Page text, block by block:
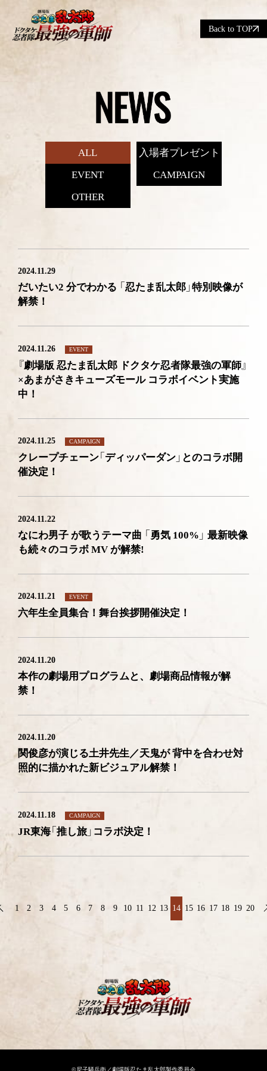
Back to TOP
ALL
入場者プレゼント
EVENT
CAMPAIGN
OTHER
2024.11.29
だいたい2 分でわかる 「忍たま乱太郎」特別映像が
解禁！
2024.11.26 EVENT
『劇場版 忍たま乱太郎 ドクタケ忍者隊最強の軍師』
×あまがさきキューズモール コラボイベント実施
中！
2024.11.25 CAMPAIGN
クレープチェーン「ディッパーダン」とのコラボ開
催決定！
2024.11.22
なにわ男子 が歌うテーマ曲 「勇気 100%」 最新映像
も続々のコラボ MV が解禁!
2024.11.21 EVENT
六年生全員集合！舞台挨拶開催決定！
2024.11.20
本作の劇場用プログラムと、劇場商品情報が解
禁！
2024.11.20
関俊彦が演じる土井先生／天鬼が 背中を合わせ対
照的に描かれた新ビジュアル解禁！
2024.11.18 CAMPAIGN
JR東海「推し旅」コラボ決定！
1 2 3 4 5 6 7 8 9 10 11 12 13 14 15 16 17 18 19 20
©尼子騒兵衛／劇場版忍たま乱太郎製作委員会